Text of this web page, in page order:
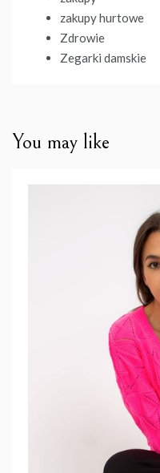
zakupy hurtowe
Zdrowie
Zegarki damskie
You may like